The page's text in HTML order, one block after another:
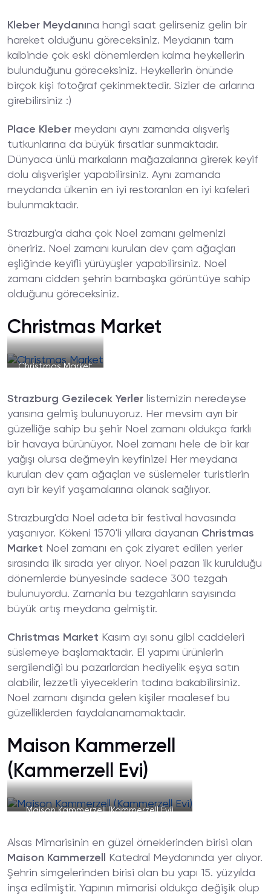
Kleber Meydanına hangi saat gelirseniz gelin bir
hareket olduğunu göreceksiniz. Meydanın tam
kalbinde çok eski dönemlerden kalma heykellerin
bulunduğunu göreceksiniz. Heykellerin önünde
birçok kişi fotoğraf çekinmektedir. Sizler de arlarına
girebilirsiniz :)
Place Kleber meydanı aynı zamanda alışveriş
tutkunlarına da büyük fırsatlar sunmaktadır.
Dünyaca ünlü markaların mağazalarına girerek keyif
dolu alışverişler yapabilirsiniz. Aynı zamanda
meydanda ülkenin en iyi restoranları en iyi kafeleri
bulunmaktadır.
Strazburg'a daha çok Noel zamanı gelmenizi
öneririz. Noel zamanı kurulan dev çam ağaçları
eşliğinde keyifli yürüyüşler yapabilirsiniz. Noel
zamanı cidden şehrin bambaşka görüntüye sahip
olduğunu göreceksiniz.
Christmas Market
Christmas Market
Strazburg Gezilecek Yerler listemizin neredeyse
yarısına gelmiş bulunuyoruz. Her mevsim ayrı bir
güzelliğe sahip bu şehir Noel zamanı oldukça farklı
bir havaya bürünüyor. Noel zamanı hele de bir kar
yağışı olursa değmeyin keyfinize! Her meydana
kurulan dev çam ağaçları ve süslemeler turistlerin
ayrı bir keyif yaşamalarına olanak sağlıyor.
Strazburg'da Noel adeta bir festival havasında
yaşanıyor. Kökeni 1570'li yıllara dayanan Christmas
Market Noel zamanı en çok ziyaret edilen yerler
sırasında ilk sırada yer alıyor. Noel pazarı ilk kurulduğu
dönemlerde bünyesinde sadece 300 tezgah
bulunuyordu. Zamanla bu tezgahların sayısında
büyük artış meydana gelmiştir.
Christmas Market Kasım ayı sonu gibi caddeleri
süslemeye başlamaktadır. El yapımı ürünlerin
sergilendiği bu pazarlardan hediyelik eşya satın
alabilir, lezzetli yiyeceklerin tadına bakabilirsiniz.
Noel zamanı dışında gelen kişiler maalesef bu
güzelliklerden faydalanamamaktadır.
Maison Kammerzell
(Kammerzell Evi)
Maison Kammerzell (Kammerzell Evi)
Alsas Mimarisinin en güzel örneklerinden birisi olan
Maison Kammerzell
Katedral Meydanında yer alıyor.
Şehrin simgelerinden birisi olan bu yapı 15. yüzyılda
inşa edilmiştir. Yapının mimarisi oldukça değişik olup